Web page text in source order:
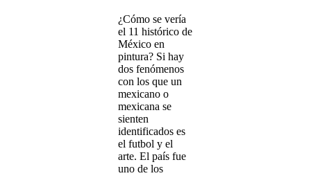
¿Cómo se vería
el 11 histórico de
México en
pintura? Si hay
dos fenómenos
con los que un
mexicano o
mexicana se
sienten
identificados es
el futbol y el
arte. El país fue
uno de los